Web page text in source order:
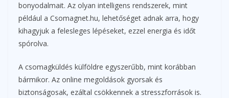
bonyodalmait. Az olyan intelligens rendszerek, mint
például a Csomagnet.hu, lehetőséget adnak arra, hogy
kihagyjuk a felesleges lépéseket, ezzel energia és időt
spórolva.
A csomagküldés külföldre egyszerűbb, mint korábban
bármikor. Az online megoldások gyorsak és
biztonságosak, ezáltal csökkennek a stresszforrások is.